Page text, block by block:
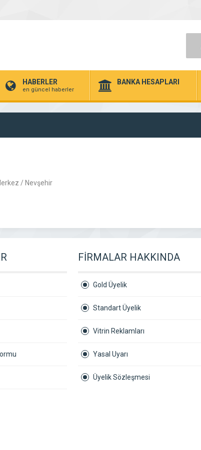
HABERLER
en güncel haberler
BANKA HESAPLARI
/ Nevşehir
FİRMALAR HAKKINDA
Gold Üyelik
Standart Üyelik
Vitrin Reklamları
Yasal Uyarı
Üyelik Sözleşmesi